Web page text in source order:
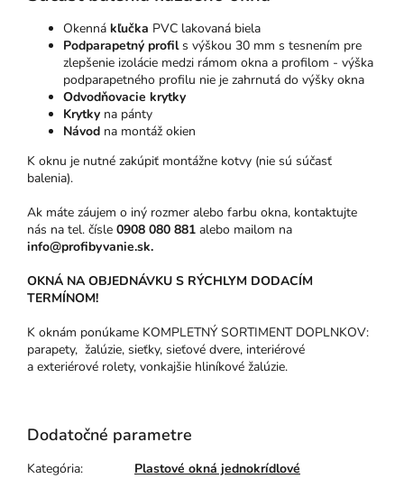
Okenná kľučka PVC lakovaná biela
Podparapetný profils výškou 30 mm s tesnením pre
zlepšenie izolácie medzi rámom okna a profilom - výška
podparapetného profilu nie je zahrnutá do výšky okna
Odvodňovacie krytky
Krytky na pánty
Návod na montáž okien
K oknu je nutné zakúpiť montážne kotvy (nie sú súčasť
balenia).
Ak máte záujem o iný rozmer alebo farbu okna, kontaktujte
nás na tel. čísle 0908 080 881 alebo mailom na
info@profibyvanie.sk.
OKNÁ NA OBJEDNÁVKU S RÝCHLYM DODACÍM
TERMÍNOM!
K oknám ponúkame KOMPLETNÝ SORTIMENT DOPLNKOV:
parapety, žalúzie, sieťky, sieťové dvere, interiérové
a exteriérové rolety, vonkajšie hliníkové žalúzie.
Dodatočné parametre
Kategória: Plastové okná jednokrídlové